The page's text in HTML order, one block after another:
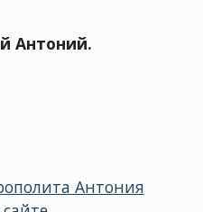
Антоний.
Антония